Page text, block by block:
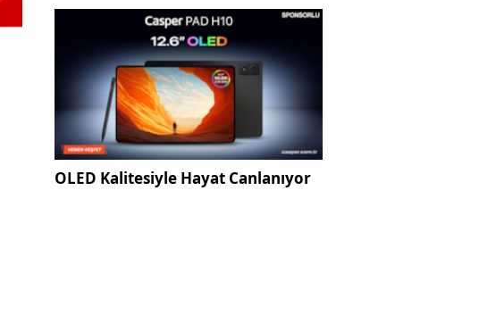
OLED Kalitesiyle Hayat Canlanıyor